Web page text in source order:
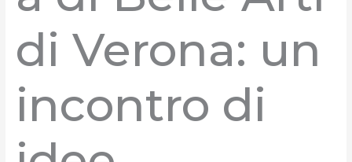
di Verona: un
incontro di